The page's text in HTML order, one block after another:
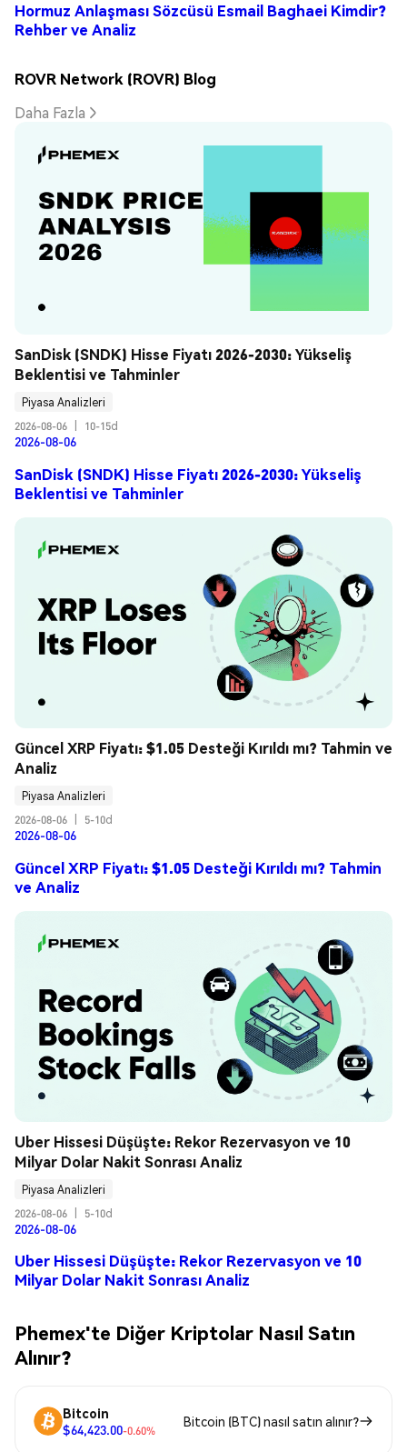
Hormuz Anlaşması Sözcüsü Esmail Baghaei Kimdir?
Rehber ve Analiz
ROVR Network (ROVR) Blog
Daha Fazla
SanDisk (SNDK) Hisse Fiyatı 2026-2030: Yükseliş
Beklentisi ve Tahminler
Piyasa Analizleri
2026-08-06
10-15d
2026-08-06
SanDisk (SNDK) Hisse Fiyatı 2026-2030: Yükseliş
Beklentisi ve Tahminler
Güncel XRP Fiyatı: $1.05 Desteği Kırıldı mı? Tahmin ve
Analiz
Piyasa Analizleri
2026-08-06
5-10d
2026-08-06
Güncel XRP Fiyatı: $1.05 Desteği Kırıldı mı? Tahmin
ve Analiz
Uber Hissesi Düşüşte: Rekor Rezervasyon ve 10
Milyar Dolar Nakit Sonrası Analiz
Piyasa Analizleri
2026-08-06
5-10d
2026-08-06
Uber Hissesi Düşüşte: Rekor Rezervasyon ve 10
Milyar Dolar Nakit Sonrası Analiz
Phemex'te Diğer Kriptolar Nasıl Satın
Alınır?
Bitcoin
$64,423.00-0.60%
Bitcoin (BTC) nasıl satın alınır?